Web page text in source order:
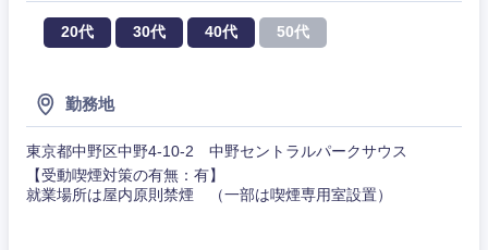
20代 30代 40代 50代
勤務地
東京都中野区中野4-10-2 中野セントラルパークサウス
【受動喫煙対策の有無：有】
就業場所は屋内原則禁煙 （一部は喫煙専用室設置）